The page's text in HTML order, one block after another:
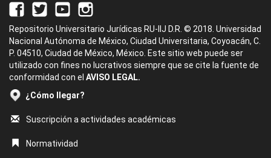
Repositorio Universitario Jurídicas RU-IIJ D.R. © 2018. Universidad
Nacional Autónoma de México, Ciudad Universitaria, Coyoacán, C.
P. 04510, Ciudad de México, México. Este sitio web puede ser
utilizado con fines no lucrativos siempre que se cite la fuente de
conformidad con el AVISO LEGAL.
¿Cómo llegar?
Suscripción a actividades académicas
Normatividad